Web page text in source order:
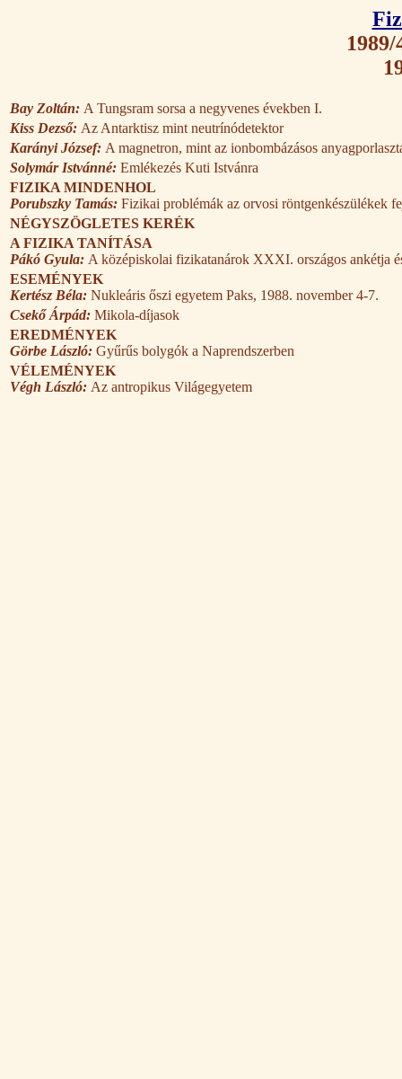
1989/
Bay Zoltán: A Tungsram sorsa a negyvenes években I.
Kiss Dezső: Az Antarktisz mint neutrínódetektor
Karányi József: A magnetron, mint az ionbombázásos
Solymár Istvánné: Emlékezés Kuti Istvánra
FIZIKA MINDENHOL
Porubszky Tamás: Fizikai problémák az orvosi röntgenkészülékek
NÉGYSZÖGLETES KERÉK
A FIZIKA TANÍTÁSA
Pákó Gyula: A középiskolai fizikatanárok XXXI. országos ankétja
ESEMÉNYEK
Kertész Béla: Nukleáris őszi egyetem Paks, 1988. november 4-7.
Csekő Árpád: Mikola-díjasok
EREDMÉNYEK
Görbe László: Gyűrűs bolygók a Naprendszerben
VÉLEMÉNYEK
Végh László: Az antropikus Világegyetem